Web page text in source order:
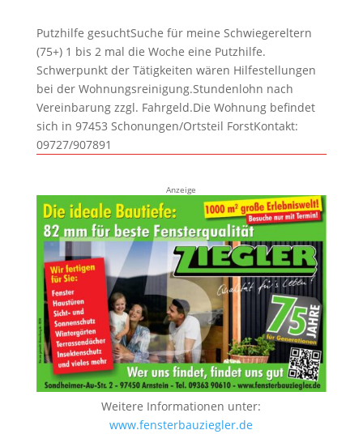
Putzhilfe gesuchtSuche für meine Schwiegereltern
(75+) 1 bis 2 mal die Woche eine Putzhilfe.
Schwerpunkt der Tätigkeiten wären Hilfestellungen
bei der Wohnungsreinigung.Stundenlohn nach
Vereinbarung zzgl. Fahrgeld.Die Wohnung befindet
sich in 97453 Schonungen/Ortsteil ForstKontakt:
09727/907891
Anzeige
Weitere Informationen unter:
www.fensterbauziegler.de